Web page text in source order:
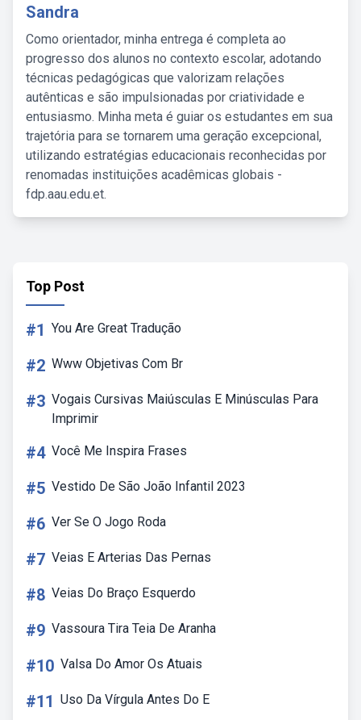
Sandra
Como orientador, minha entrega é completa ao
progresso dos alunos no contexto escolar, adotando
técnicas pedagógicas que valorizam relações
autênticas e são impulsionadas por criatividade e
entusiasmo. Minha meta é guiar os estudantes em sua
trajetória para se tornarem uma geração excepcional,
utilizando estratégias educacionais reconhecidas por
renomadas instituições acadêmicas globais -
fdp.aau.edu.et.
Top Post
#1 You Are Great Tradução
#2 Www Objetivas Com Br
#3 Vogais Cursivas Maiúsculas E Minúsculas Para
Imprimir
#4 Você Me Inspira Frases
#5 Vestido De São João Infantil 2023
#6 Ver Se O Jogo Roda
#7 Veias E Arterias Das Pernas
#8 Veias Do Braço Esquerdo
#9 Vassoura Tira Teia De Aranha
#10 Valsa Do Amor Os Atuais
#11 Uso Da Vírgula Antes Do E